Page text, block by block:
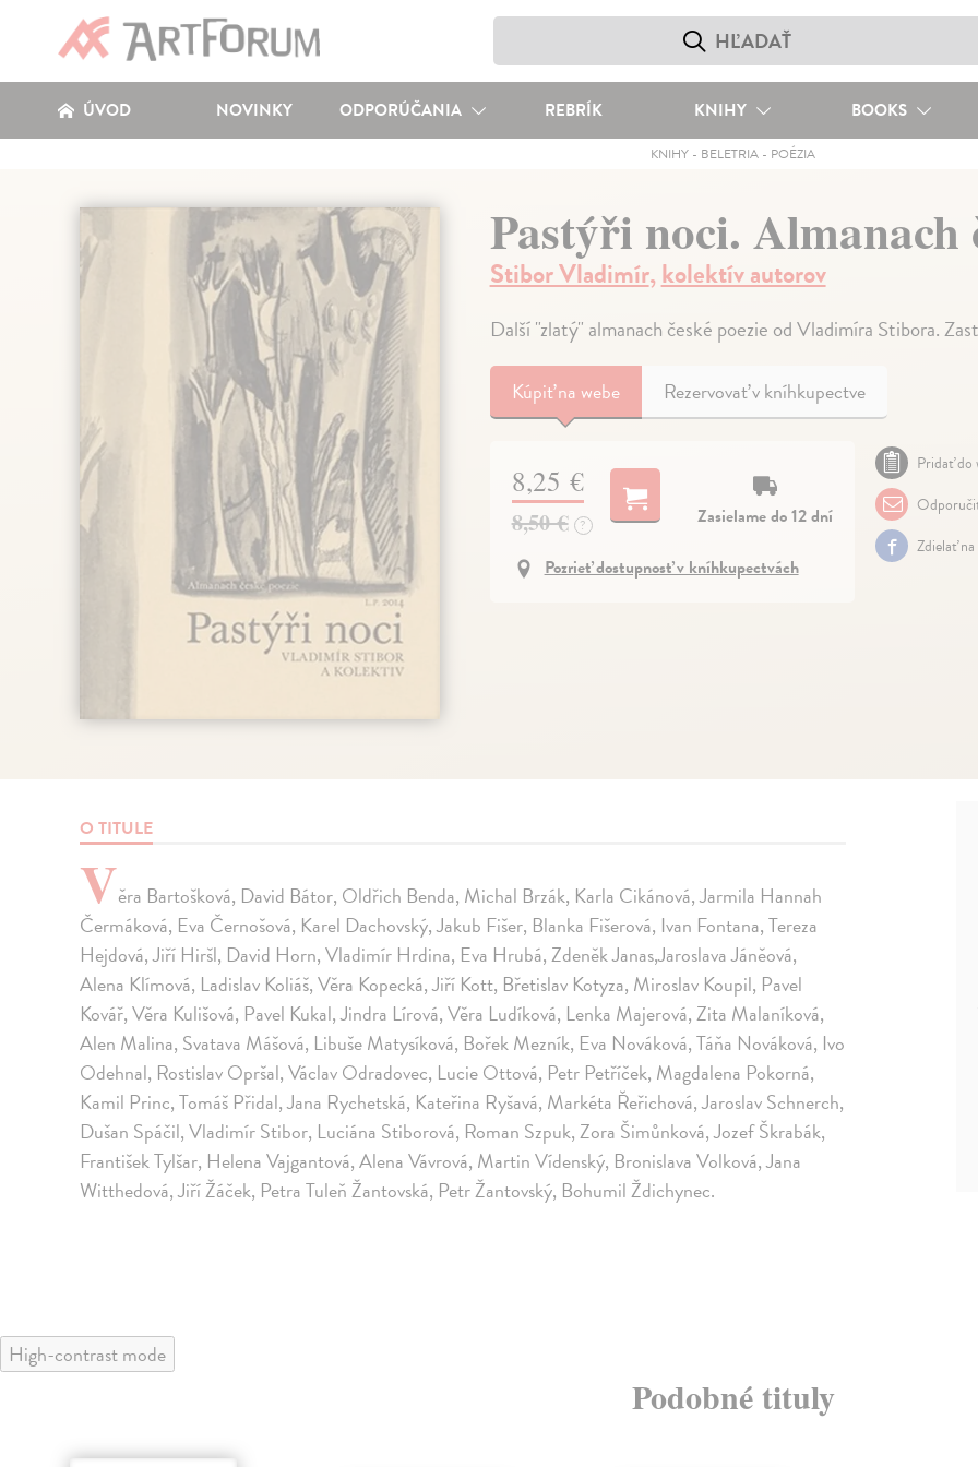
ÚVOD NOVINKY ODPORÚČANIA REBRÍK KNIHY BOOKS
KNIHY - BELETRIA - POÉZIA
Pastýři noci. Almanach
Stibor Vladimír,kolektív autorov
Další "zlatý" almanach české poezie od Vladimíra Stibora.
Kúpiťna webe Rezervovať v kníhkupectve
8,25 €
8,50 € ?
Zasielame do 12 dní
Pozrieť dostupnosť v kníhkupectvách
Pridať do
Zdielať
O TITULE
Věra Bartošková, David Bátor, Oldřich Benda, Michal Brzák, Karla Cikánová, Jarmila Hannah
Čermáková, Eva Černošová, Karel Dachovský, Jakub Fišer, Blanka Fišerová, Ivan Fontana, Tereza
Hejdová, Jiří Hiršl, David Horn, Vladimír Hrdina, Eva Hrubá, Zdeněk Janas,Jaroslava Jáněová,
Alena Klímová, Ladislav Koliáš, Věra Kopecká, Jiří Kott, Břetislav Kotyza, Miroslav Koupil, Pavel
Kovář, Věra Kulišová, Pavel Kukal, Jindra Lírová, Věra Ludíková, Lenka Majerová, Zita Malaníková,
Alen Malina, Svatava Mášová, Libuše Matysíková, Bořek Mezník, Eva Nováková, Táňa Nováková, Ivo
Odehnal, Rostislav Opršal, Václav Odradovec, Lucie Ottová, Petr Petříček, Magdalena Pokorná,
Kamil Princ, Tomáš Přidal, Jana Rychetská, Kateřina Ryšavá, Markéta Řeřichová, Jaroslav Schnerch,
Dušan Spáčil, Vladimír Stibor, Luciána Stiborová, Roman Szpuk, Zora Šimůnková, Jozef Škrabák,
František Tylšar, Helena Vajgantová, Alena Vávrová, Martin Vídenský, Bronislava Volková, Jana
Witthedová, Jiří Žáček, Petra Tuleň Žantovská, Petr Žantovský, Bohumil Ždichynec.
High-contrast mode
Podobné tituly